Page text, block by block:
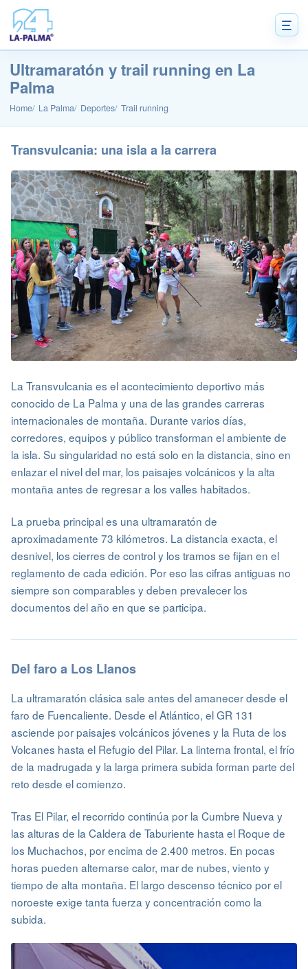
Ultramaratón y trail running en La
Palma
Home La Palma Deportes Trail running
Transvulcania: una isla a la carrera
La Transvulcania es el acontecimiento deportivo más
conocido de La Palma y una de las grandes carreras
internacionales de montaña. Durante varios días,
corredores, equipos y público transforman el ambiente de
la isla. Su singularidad no está solo en la distancia, sino en
enlazar el nivel del mar, los paisajes volcánicos y la alta
montaña antes de regresar a los valles habitados.
La prueba principal es una ultramaratón de
aproximadamente 73 kilómetros. La distancia exacta, el
desnivel, los cierres de control y los tramos se fijan en el
reglamento de cada edición. Por eso las cifras antiguas no
siempre son comparables y deben prevalecer los
documentos del año en que se participa.
Del faro a Los Llanos
La ultramaratón clásica sale antes del amanecer desde el
faro de Fuencaliente. Desde el Atlántico, el GR 131
asciende por paisajes volcánicos jóvenes y la Ruta de los
Volcanes hasta el Refugio del Pilar. La linterna frontal, el frío
de la madrugada y la larga primera subida forman parte del
reto desde el comienzo.
Tras El Pilar, el recorrido continúa por la Cumbre Nueva y
las alturas de la Caldera de Taburiente hasta el Roque de
los Muchachos, por encima de 2.400 metros. En pocas
horas pueden alternarse calor, mar de nubes, viento y
tiempo de alta montaña. El largo descenso técnico por el
noroeste exige tanta fuerza y concentración como la
subida.